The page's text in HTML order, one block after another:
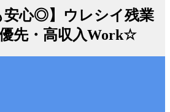
安心◎】ウレシイ残業
先・高収入Work☆